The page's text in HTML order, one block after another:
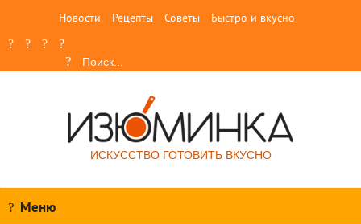
Новости Рецепты Советы Быстро и вкусно
ИСКУССТВО ГОТОВИТЬ ВКУСНО
Меню